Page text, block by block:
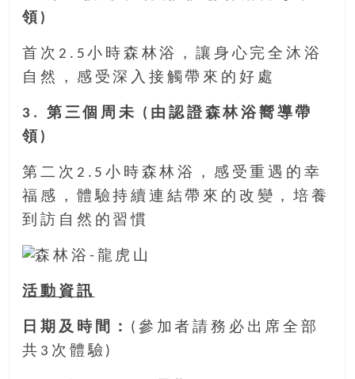
豐
的
第
人
生。
領)
首次2.5小時森林浴，讓身心完全沐浴
自然，感受深入接觸帶來的好處
3. 第三個周未 (由認證森林浴嚮導帶
領)
第二次2.5小時森林浴，感受重遇的幸
福感，體驗持續連結帶來的改變，培養
到訪自然的習慣
活動資訊
日期及時間： (參加者請務必出席全部
共3次體驗)